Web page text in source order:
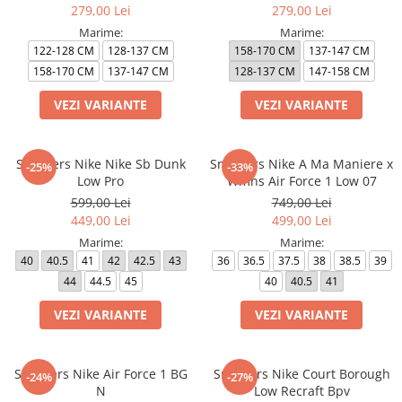
279,00 Lei
Marime:
122-128 CM
128-137 CM
158-170 CM
137-147 CM
VEZI VARIANTE
279,00 Lei
Marime:
158-170 CM
137-147 CM
128-137 CM
147-158 CM
VEZI VARIANTE
-25%
Sneakers Nike Nike Sb Dunk
Low Pro
599,00 Lei
449,00 Lei
Marime:
40 40.5 41 42 42.5
43
44
44.5 45
VEZI VARIANTE
-33%
Sneakers Nike A Ma Maniere x
Wmns Air Force 1 Low 07
749,00 Lei
499,00 Lei
Marime:
36 36.5 37.5 38 38.5
39
40
40.5 41
VEZI VARIANTE
-24%
Sneakers Nike Air Force 1 BG
N
-27%
Sneakers Nike Court Borough
Low Recraft Bpv